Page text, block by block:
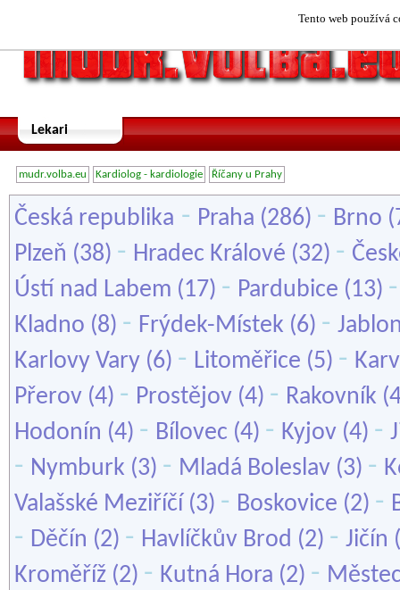
Tento web používá
Lekari
mudr.volba.eu Kardiolog - kardiologie Říčany u Prahy
Česká republika - Praha (286) - Brno
Plzeň (38) - Hradec Králové (32) -
Ústí nad Labem (17) - Pardubice (13)
Kladno (8) - Frýdek-Místek (6) -
Karlovy Vary (6) - Litoměřice (5) -
Přerov (4) - Prostějov (4) - Rakovník
Hodonín (4) - Bílovec (4) - Kyjov (4) -
- Nymburk (3) - Mladá Boleslav (3) -
Valašské Meziříčí (3) - Boskovice (2) -
- Děčín (2) - Havlíčkův Brod (2) - Jičín
Kroměříž (2) - Kutná Hora (2) -